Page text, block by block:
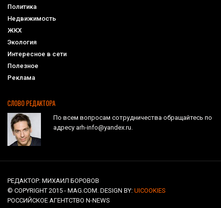
Политика
Недвижимость
ЖКХ
Экология
Интересное в сети
Полезное
Реклама
СЛОВО РЕДАКТОРА
По всем вопросам сотрудничества обращайтесь по
адресу arh-info@yandex.ru.
РЕДАКТОР: МИХАИЛ БОРОВОВ
© COPYRIGHT 2015 - MAG.COM. DESIGN BY: UICOOKIES
РОССИЙСКОЕ АГЕНТСТВО N-NEWS